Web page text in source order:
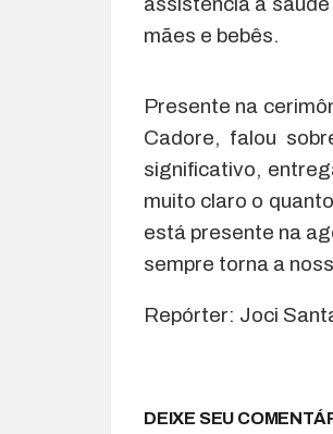
mães e bebês.
Presente na
Cadore, falou
significativo,
muito claro o
está presente na
sempre torna a
Repórter: Joci
DEIXE SEU